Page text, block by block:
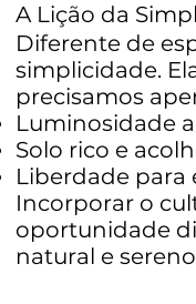
A Lição da
Diferente de
simplicidade.
precisamos
Luminosidade
Solo rico e
Liberdade
Incorporar o
oportunidade
natural e